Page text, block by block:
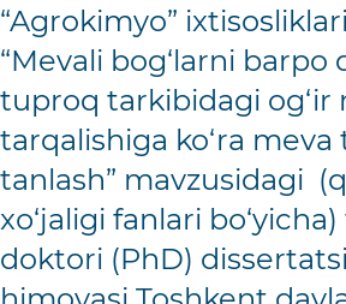
“Agrokimyo”
“Mevali bog‘larni barpo
tuproq tarkibidagi og‘ir
tarqalishiga ko‘ra
tanlash” mavzusidagi
xо‘jaligi fanlari bо‘yicha)
doktori (PhD)